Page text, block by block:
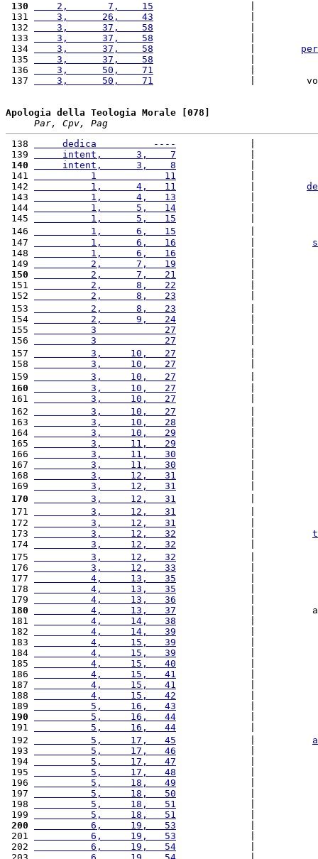
130
    2,       7,    15
131
    3,      26,    43
132
    3,      37,    58
133
    3,      37,    58
134
    3,      37,    58
135
    3,      37,    58
136
    3,      50,    71
137
    3,      50,    71
|
Apologia della Teologia Morale [078]
Par, Cpv, Pag
138
     dedica          ----
139
     intent,      3,    7
140
     intent,      3,    8
141
          1            11
142
          1,      4,   11
143
          1,      4,   13
144
          1,      5,   14
145
          1,      5,   15
146
          1,      6,   15
147
          1,      6,   16
148
          1,      6,   16
149
          2,      7,   19
150
          2,      7,   21
151
          2,      8,   22
152
          2,      8,   23
153
          2,      8,   23
154
          2,      9,   24
155
          3            27
156
          3            27
157
          3,     10,   27
158
          3,     10,   27
159
          3,     10,   27
160
          3,     10,   27
161
          3,     10,   27
162
          3,     10,   27
163
          3,     10,   28
164
          3,     10,   29
165
          3,     11,   29
166
          3,     11,   30
167
          3,     11,   30
168
          3,     12,   31
169
          3,     12,   31
170
          3,     12,   31
171
          3,     12,   31
172
          3,     12,   31
173
          3,     12,   32
174
          3,     12,   32
175
          3,     12,   32
176
          3,     12,   33
177
          4,     13,   35
178
          4,     13,   35
179
          4,     13,   36
180
          4,     13,   37
|
181
          4,     14,   38
182
          4,     14,   39
183
          4,     15,   39
184
          4,     15,   39
185
          4,     15,   40
186
          4,     15,   41
187
          4,     15,   41
188
          4,     15,   42
189
          5,     16,   43
190
          5,     16,   44
191
          5,     16,   44
192
          5,     17,   45
193
          5,     17,   46
194
          5,     17,   47
195
          5,     17,   48
196
          5,     18,   49
197
          5,     18,   50
198
          5,     18,   51
199
          5,     18,   51
200
          6,     19,   53
201
          6,     19,   53
202
          6,     19,   54